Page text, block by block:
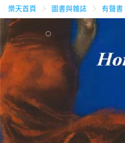
天天免運 美食蛋糕
居家生活
樂天首頁 圖書與雜誌 有聲書